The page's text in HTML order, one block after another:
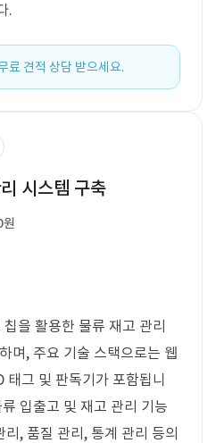
.
료 견적 상담 받으세요.
시스템 구축
을 활용한 물류 재고 관리
며, 주요 기술 스택으로는 웹
그 및 판독기가 포함됩니
입출고 및 재고 관리 기능
, 품질 관리, 통계 관리 등의